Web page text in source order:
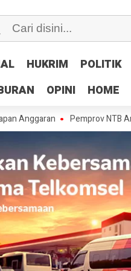
HUKRIM POLITIK
OPINI HOME
HUKRIM POLITIK
OPINI HOME
Pemprov NTB Andalkan